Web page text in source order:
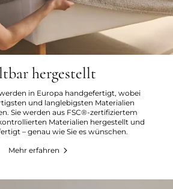
hergestellt
in Europa handgefertigt, wobei
und langlebigsten Materialien
Sie werden aus FSC®-zertifiziertem
Materialien hergestellt und
– genau wie Sie es wünschen.
Mehr erfahren